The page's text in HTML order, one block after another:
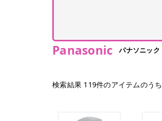
Panasonic パナソニック
検索結果 119件のアイテムのうち